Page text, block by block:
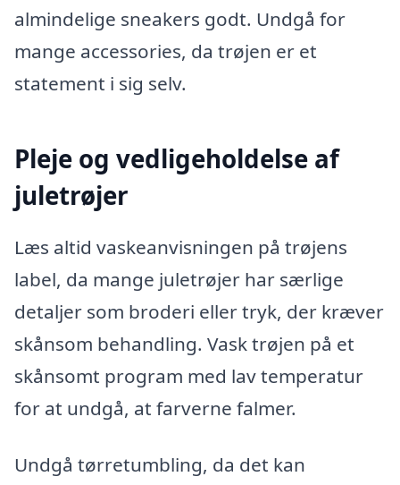
almindelige sneakers godt. Undgå for
mange accessories, da trøjen er et
statement i sig selv.
Pleje og vedligeholdelse af
juletrøjer
Læs altid vaskeanvisningen på trøjens
label, da mange juletrøjer har særlige
detaljer som broderi eller tryk, der kræver
skånsom behandling. Vask trøjen på et
skånsomt program med lav temperatur
for at undgå, at farverne falmer.
Undgå tørretumbling, da det kan